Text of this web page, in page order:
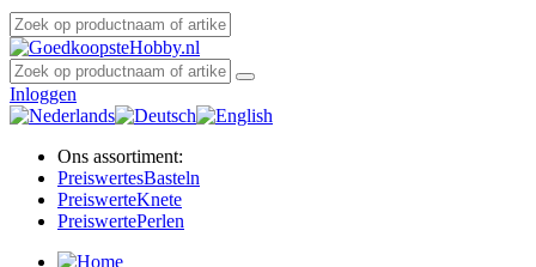
Inloggen
Ons assortiment:
PreiswertesBasteln
PreiswerteKnete
PreiswertePerlen